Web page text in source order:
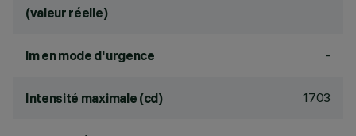
(valeur réelle)
lm en mode d'urgence -
Intensité maximale (cd) 1703